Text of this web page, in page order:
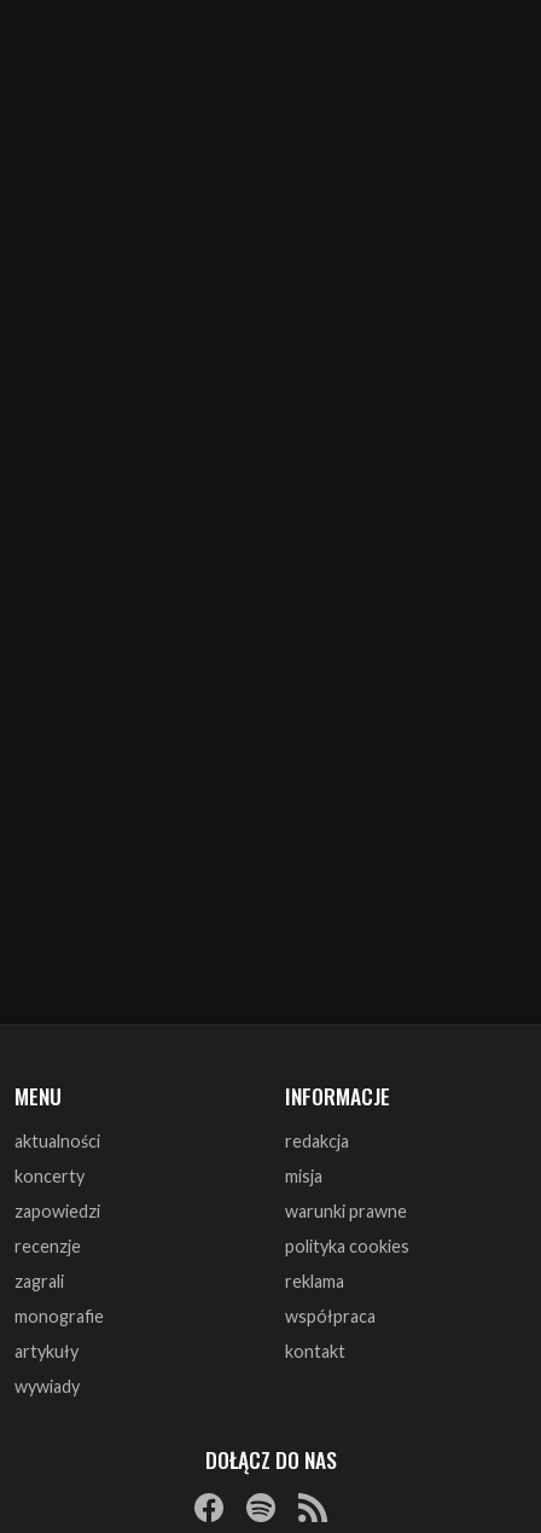
MENU
aktualności
koncerty
zapowiedzi
recenzje
zagrali
monografie
artykuły
wywiady
INFORMACJE
redakcja
misja
warunki prawne
polityka cookies
reklama
współpraca
kontakt
DOŁĄCZ DO NAS